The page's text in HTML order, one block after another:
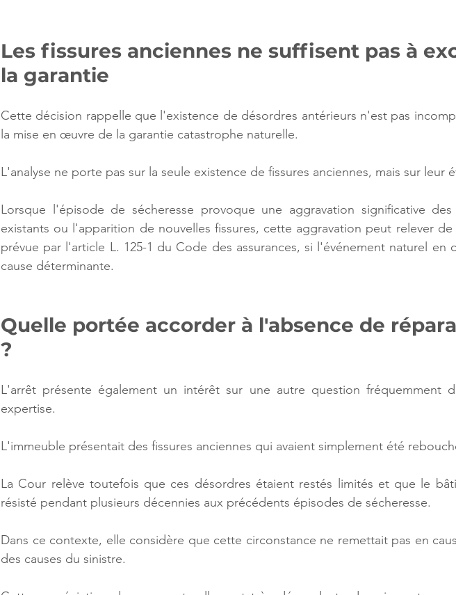
Les fissures anciennes ne suffisent pas à
la garantie
Cette décision rappelle que l'existence de désordres antérieurs n'est pas
la mise en œuvre de la garantie catastrophe naturelle.
L'analyse ne porte pas sur la seule existence de fissures anciennes, mais sur leur
Lorsque l'épisode de sécheresse provoque une aggravation significative des
existants ou l'apparition de nouvelles fissures, cette aggravation peut relever de
prévue par l'article L. 125-1 du Code des assurances, si l'événement naturel en
cause déterminante.
Quelle portée accorder à l'absence de
?
L'arrêt présente également un intérêt sur une autre question fréquemment
expertise.
L'immeuble présentait des fissures anciennes qui avaient simplement été
La Cour relève toutefois que ces désordres étaient restés limités et que le
résisté pendant plusieurs décennies aux précédents épisodes de sécheresse.
Dans ce contexte, elle considère que cette circonstance ne remettait pas en
des causes du sinistre.